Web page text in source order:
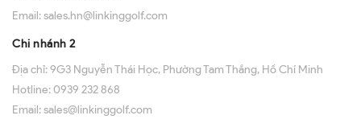
Email:sales.hn@linkinggolf.com
Chi nhánh 2
Địa chỉ:9G3 Nguyễn Thái Học, Phường Tam Thắng, Hồ Chí Minh
Hotline:0939 232 868
Email:sales@linkinggolf.com